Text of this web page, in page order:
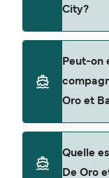
2GO Travel
City?
ferry entre
Peut-on
Oro et
pas autorisés
Quelle
De Oro